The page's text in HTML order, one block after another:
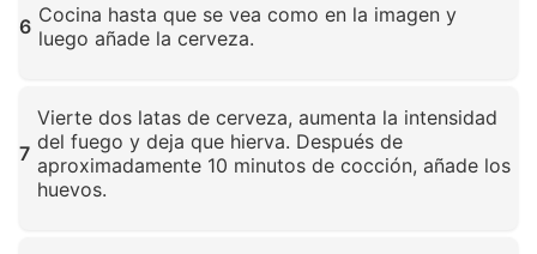
6 Cocina hasta que se vea como en la imagen y
luego añade la cerveza.
7
Vierte dos latas de cerveza, aumenta la intensidad
del fuego y deja que hierva. Después de
aproximadamente 10 minutos de cocción, añade los
huevos.